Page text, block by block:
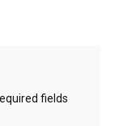
fields